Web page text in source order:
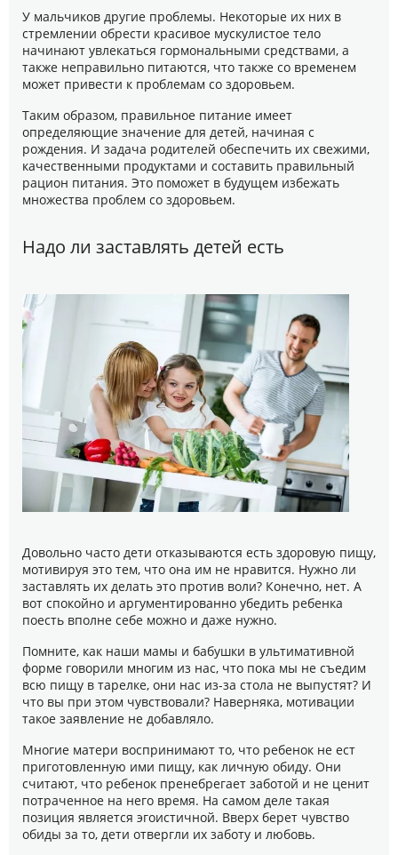
У мальчиков другие проблемы. Некоторые их них в
стремлении обрести красивое мускулистое тело
начинают увлекаться гормональными средствами, а
также неправильно питаются, что также со временем
может привести к проблемам со здоровьем.
Таким образом, правильное питание имеет
определяющие значение для детей, начиная с
рождения. И задача родителей обеспечить их свежими,
качественными продуктами и составить правильный
рацион питания. Это поможет в будущем избежать
множества проблем со здоровьем.
Надо ли заставлять детей есть
Довольно часто дети отказываются есть здоровую пищу,
мотивируя это тем, что она им не нравится. Нужно ли
заставлять их делать это против воли? Конечно, нет. А
вот спокойно и аргументированно убедить ребенка
поесть вполне себе можно и даже нужно.
Помните, как наши мамы и бабушки в ультимативной
форме говорили многим из нас, что пока мы не съедим
всю пищу в тарелке, они нас из-за стола не выпустят? И
что вы при этом чувствовали? Наверняка, мотивации
такое заявление не добавляло.
Многие матери воспринимают то, что ребенок не ест
приготовленную ими пищу, как личную обиду. Они
считают, что ребенок пренебрегает заботой и не ценит
потраченное на него время. На самом деле такая
позиция является эгоистичной. Вверх берет чувство
обиды за то, дети отвергли их заботу и любовь.